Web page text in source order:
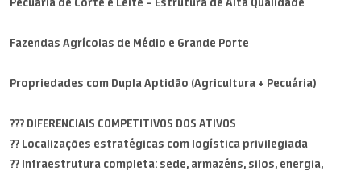
Fazendas Agrícolas de Médio e Grande Porte
Propriedades com Dupla Aptidão (Agricultura + Pecuária)
??? DIFERENCIAIS COMPETITIVOS DOS ATIVOS
?? Localizações estratégicas com logística privilegiada
?? Infraestrutura completa: sede, armazéns, silos, energia,